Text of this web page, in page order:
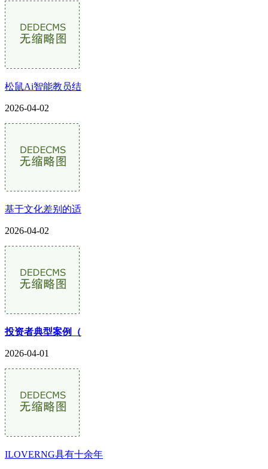
松鼠Ai智能教员结
2026-04-02
基于文化差别的适
2026-04-02
投资者典型案例（
2026-04-01
ILOVERNG具有十余年